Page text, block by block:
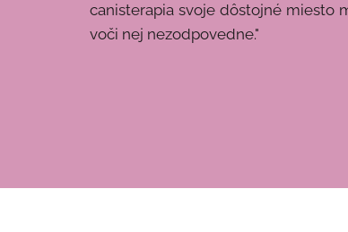
canisterapia svoje dôstojné miesto
voči nej nezodpovedne."
Mgr.